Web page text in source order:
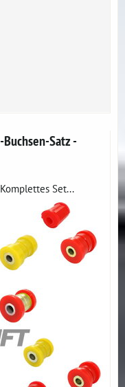
Satz -
Set...